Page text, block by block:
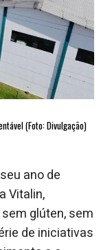
(Foto: Divulgação)
ano de
Vitalin,
glúten, sem
de iniciativas